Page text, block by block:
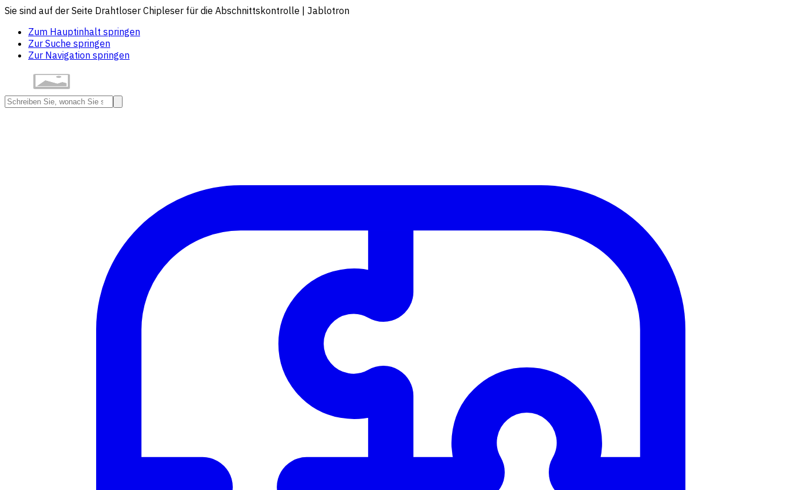
Sie sind auf der Seite Drahtloser Chipleser für die Abschnittskontrolle | Jablotron
Zum Hauptinhalt springen
Zur Suche springen
Zur Navigation springen